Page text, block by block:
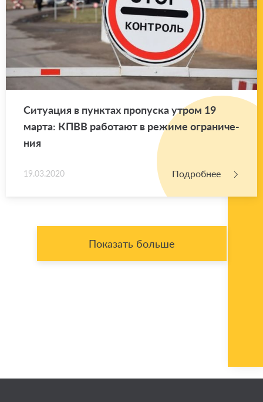
Си­ту­а­ция в пунк­тах про­пус­ка утром 19
марта: КПВВ ра­бо­та­ют в ре­жи­ме огра­ни­че­
ния
19.03.2020 Подробнее
Показать больше